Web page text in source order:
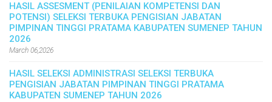
HASIL ASSESMENT (PENILAIAN KOMPETENSI DAN
POTENSI) SELEKSI TERBUKA PENGISIAN JABATAN
PIMPINAN TINGGI PRATAMA KABUPATEN SUMENEP TAHUN
2026
March 06,2026
HASIL SELEKSI ADMINISTRASI SELEKSI TERBUKA
PENGISIAN JABATAN PIMPINAN TINGGI PRATAMA
KABUPATEN SUMENEP TAHUN 2026